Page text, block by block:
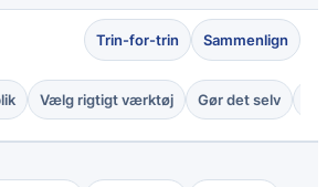
Trin-for-trin Sammenlign
Vælg rigtigt værktøj Gør det selv